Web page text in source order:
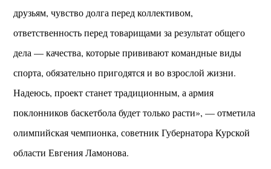
друзьям, чувство долга перед коллективом,
ответственность перед товарищами за результат общего
дела — качества, которые прививают командные виды
спорта, обязательно пригодятся и во взрослой жизни.
Надеюсь, проект станет традиционным, а армия
поклонников баскетбола будет только расти», — отметила
олимпийская чемпионка, советник Губернатора Курской
области Евгения Ламонова.